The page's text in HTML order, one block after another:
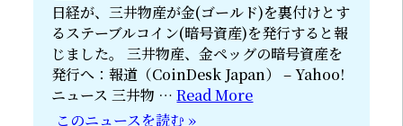
日経が、三井物産が金(ゴールド)を裏付けとす
るステーブルコイン(暗号資産)を発行すると報
じました。 三井物産、金ペッグの暗号資産を
発行へ：報道（CoinDesk Japan） – Yahoo!
ニュース 三井物 …Read More
このニュースを読む »